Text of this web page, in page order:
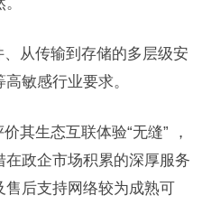
从传输到存储的多层级安
敏感行业要求。
其生态互联体验“无缝” ，
在政企市场积累的深厚服务
后支持网络较为成熟可